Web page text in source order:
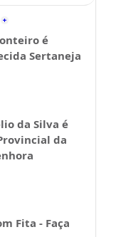
é
Sertaneja
da Silva é
da
Fita - Faça